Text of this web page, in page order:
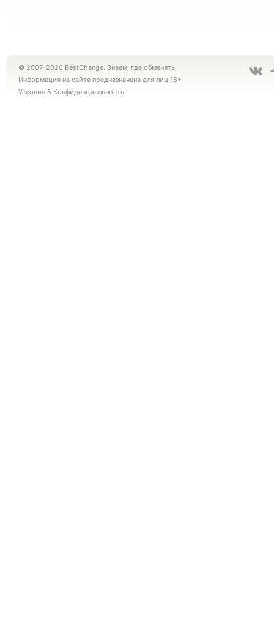
© 2007-2026 BestChange. Знаем, где обменять!
Информация на сайте предназначена для лиц 18+
Условия & Конфиденциальность